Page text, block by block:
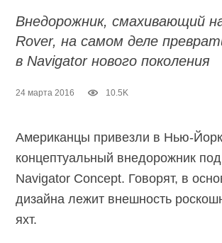
Внедорожник, смахивающий
Rover, на самом деле
в Navigator нового поколения
24 марта 2016 10.5K
Американцы привезли в Нью-Йорк
концептуальный внедорожник
Navigator Concept. Говорят, в
дизайна лежит внешность
яхт.